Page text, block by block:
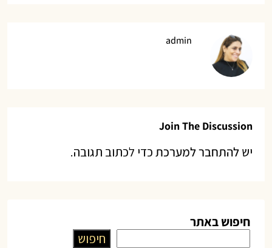
admin
Join The Discussion
ישלהתחבר למערכתכדי לכתוב תגובה.
חיפוש באתר
חיפוש